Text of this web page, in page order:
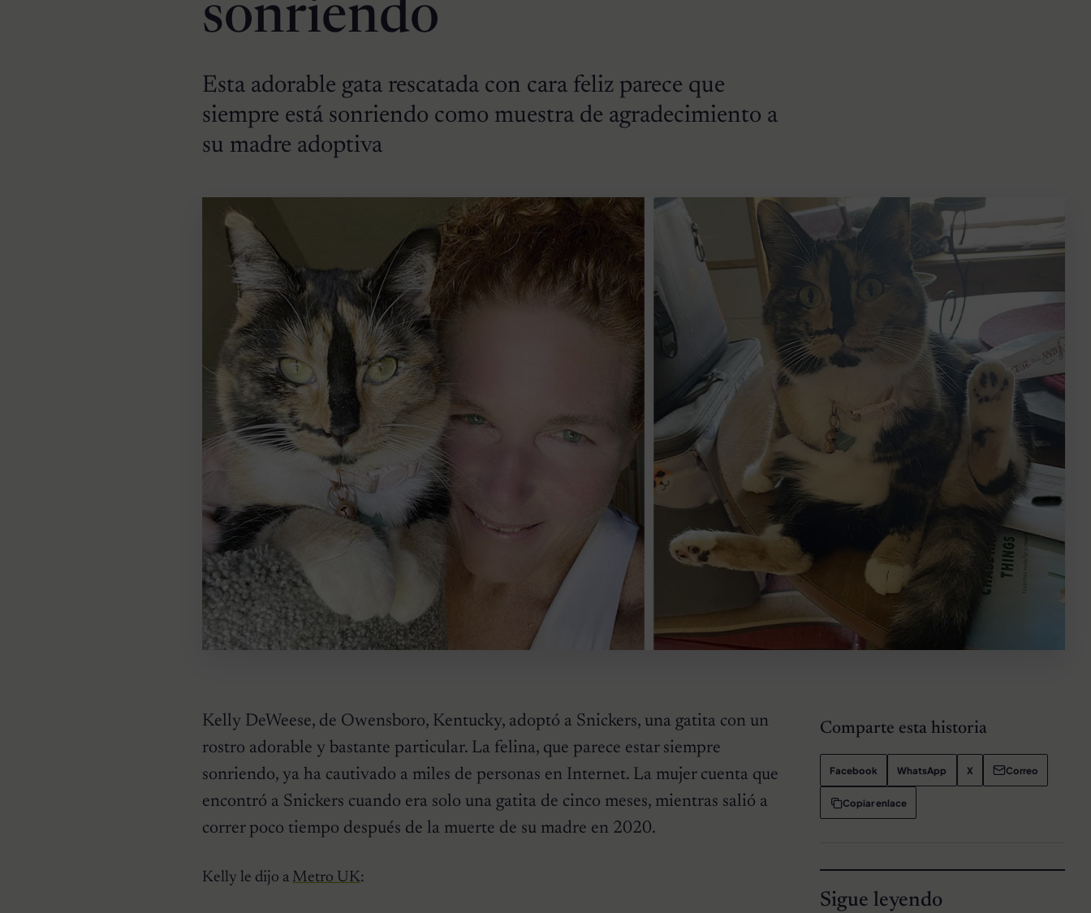
sonriendo
Esta adorable gata rescatada con cara feliz parece que
siempre está sonriendo como muestra de agradecimiento a
su madre adoptiva
Kelly DeWeese, de Owensboro, Kentucky, adoptó a Snickers, una gatita con un
rostro adorable y bastante particular. La felina, que parece estar siempre
sonriendo, ya ha cautivado a miles de personas en Internet. La mujer cuenta que
encontró a Snickers cuando era solo una gatita de cinco meses, mientras salió a
correr poco tiempo después de la muerte de su madre en 2020.
Kelly le dijo a Metro UK:
Comparte esta historia
Facebook WhatsApp X Correo
Copiar enlace
Sigue leyendo